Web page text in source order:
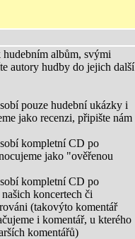
albům, svými
autory hudby do jejich další
pouze hudební ukázky i
jako recenzi, připište nám
kompletní CD po
jako "ověřenou
kompletní CD po
koncertech či
(takovýto komentář
i komentář, u kterého
komentářů)